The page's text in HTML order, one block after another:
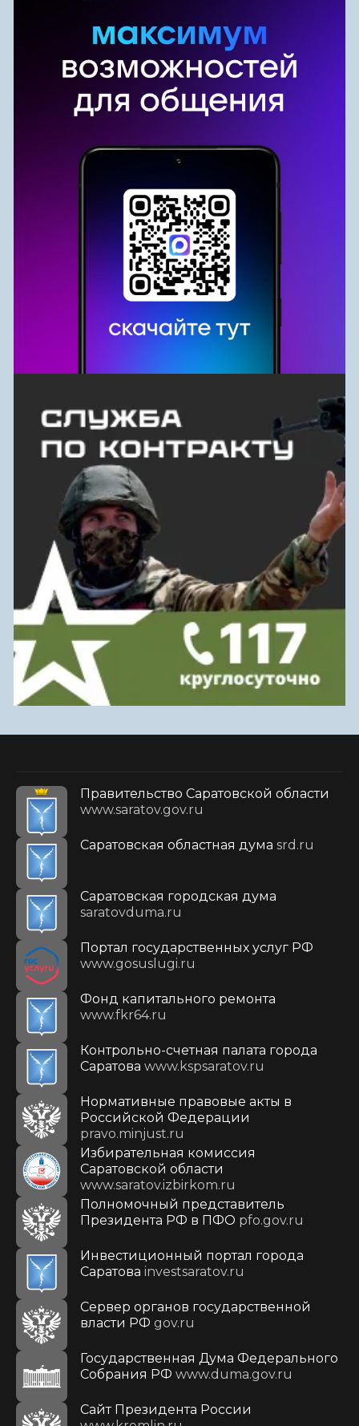
Правительство Саратовской области
www.saratov.gov.ru
Саратовская областная дума srd.ru
Саратовская городская дума
saratovduma.ru
Портал государственных услуг РФ
www.gosuslugi.ru
Фонд капитального ремонта
www.fkr64.ru
Контрольно-счетная палата города
Саратова www.kspsaratov.ru
Нормативные правовые акты в
Российской Федерации
pravo.minjust.ru
Избирательная комиссия
Саратовской области
www.saratov.izbirkom.ru
Полномочный представитель
Президента РФ в ПФО pfo.gov.ru
Инвестиционный портал города
Саратова investsaratov.ru
Сервер органов государственной
власти РФ gov.ru
Государственная Дума Федерального
Собрания РФ www.duma.gov.ru
Cайт Президента России